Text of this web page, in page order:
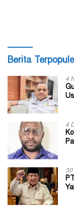
Berita
4
4
30